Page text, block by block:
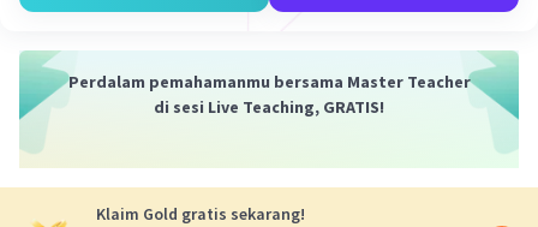
Perdalam pemahamanmu bersama Master Teacher
di sesi Live Teaching, GRATIS!
Klaim Gold gratis sekarang!